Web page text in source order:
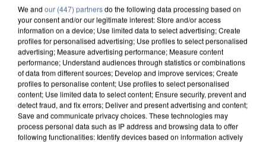
We and our (447) partnersdo the following data processing based on
your consent and/or our legitimate interest: Store and/or access
information on a device; Use limited data to select advertising; Create
profiles for personalised advertising; Use profiles to select personalised
advertising; Measure advertising performance; Measure content
performance; Understand audiences through statistics or combinations
of data from different sources; Develop and improve services; Create
profiles to personalise content; Use profiles to select personalised
content; Use limited data to select content; Ensure security, prevent and
detect fraud, and fix errors; Deliver and present advertising and content;
Save and communicate privacy choices. These technologies may
process personal data such as IP address and browsing data to offer
following functionalities: Identify devices based on information actively